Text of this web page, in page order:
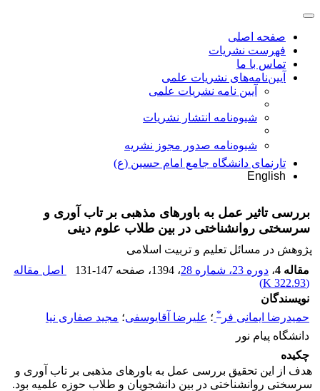
صفحه اصلی
فهرست نشریات
تماس با ما
آیین‌نامه‌های نشریات علمی
آیین نامه نشریات علمی
شیوه‌نامه انتشار نشریات
شیوهنامه صدور مجوز نشریه
تارنمای دانشگاه جامع امام حسین (ع)
English
بررسی تاثیر عمل به باورهای مذهبی بر تاب آوری و
سرسختی روانشناختی در بین طلاب علوم دینی
پژوهش در مسائل تعلیم و تربیت اسلامی
مقاله 4
، دوره 23، شماره 28 ، 1394 ، صفحه 131-147
اصل مقاله
(
322.93 K
)
نویسندگان
حمیدرضا ایمانی فر * ؛ علیرضا آقایوسفی؛ مجید صفاری نیا
دانشگاه پیام نور
چکیده
هدف از این تحقیق بررسی عمل به باورهای مذهبی بر تاب آوری و
سرسختی روانشناختی در بین دانشجویان و طلاب حوزه علمیه بود.